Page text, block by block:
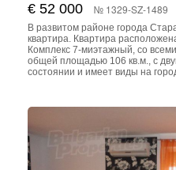
€ 52 000 № 1329-SZ-1489
В развитом районе города
квартира. Квартира
Комплекс 7-миэтажный, со
общей площадью 106 кв.м., с
состоянии и имеет виды на